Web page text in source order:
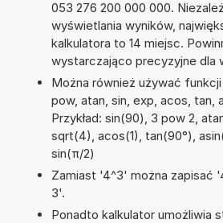
053 276 200 000 000.
wyświetlania wyników,
kalkulatora to 14 miejsc.
wystarczająco precyzyjne dla
Można również używać
pow, atan, sin, exp, acos, tan,
Przykład: sin(90), 3 pow 2,
sqrt(4), acos(1), tan(90°),
sin(π/2)
Zamiast '4^3' można zapisać
3'.
Ponadto kalkulator umożliwia